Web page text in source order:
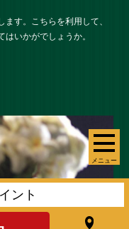
メニュー
す。こちらを利用して、
いかがでしょうか。
ント